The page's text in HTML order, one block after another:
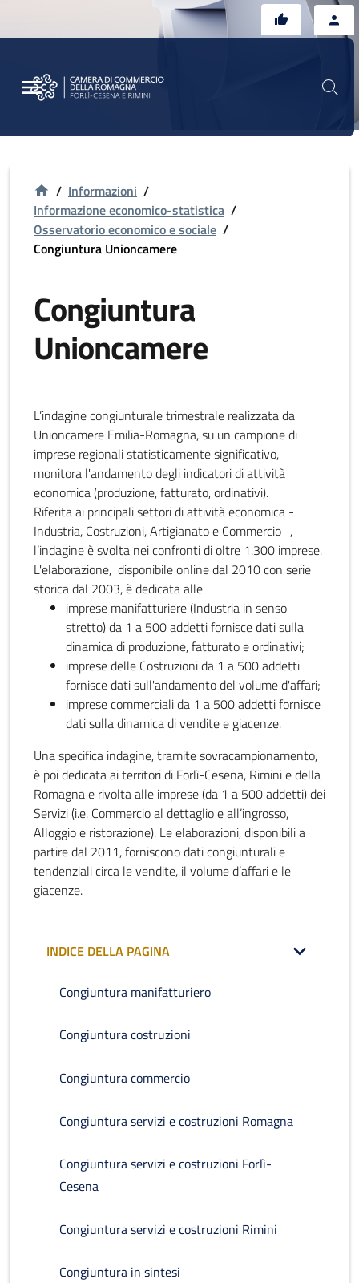
/ Informazioni /
Informazione economico-statistica /
Osservatorio economico e sociale /
Congiuntura Unioncamere
Congiuntura
Unioncamere
L’indagine congiunturale trimestrale realizzata da
Unioncamere Emilia-Romagna, su un campione di
imprese regionali statisticamente significativo,
monitora l'andamento degli indicatori di attività
economica (produzione, fatturato, ordinativi).
Riferita ai principali settori di attività economica -
Industria, Costruzioni, Artigianato e Commercio -,
l’indagine è svolta nei confronti di oltre 1.300 imprese.
L'elaborazione, disponibile online dal 2010 con serie
storica dal 2003, è dedicata alle
imprese manifatturiere (Industria in senso
stretto) da 1 a 500 addetti fornisce dati sulla
dinamica di produzione, fatturato e ordinativi;
imprese delle Costruzioni da 1 a 500 addetti
fornisce dati sull'andamento del volume d'affari;
imprese commerciali da 1 a 500 addetti fornisce
dati sulla dinamica di vendite e giacenze.
Una specifica indagine, tramite sovracampionamento,
è poi dedicata ai territori di Forlì-Cesena, Rimini e della
Romagna e rivolta alle imprese (da 1 a 500 addetti) dei
Servizi (i.e. Commercio al dettaglio e all’ingrosso,
Alloggio e ristorazione). Le elaborazioni, disponibili a
partire dal 2011, forniscono dati congiunturali e
tendenziali circa le vendite, il volume d’affari e le
giacenze.
INDICE DELLA PAGINA
Congiuntura manifatturiero
Congiuntura costruzioni
Congiuntura commercio
Congiuntura servizi e costruzioni Romagna
Congiuntura servizi e costruzioni Forlì-
Cesena
Congiuntura servizi e costruzioni Rimini
Congiuntura in sintesi